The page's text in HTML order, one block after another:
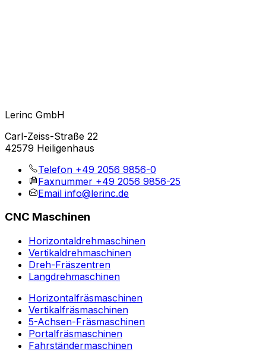
Lerinc GmbH
Carl-Zeiss-Straße 22
42579 Heiligenhaus
Telefon +49 2056 9856-0
Faxnummer +49 2056 9856-25
Email info@lerinc.de
CNC Maschinen
Horizontaldrehmaschinen
Vertikaldrehmaschinen
Dreh-Fräszentren
Langdrehmaschinen
Horizontalfräsmaschinen
Vertikalfräsmaschinen
5-Achsen-Fräsmaschinen
Portalfräsmaschinen
Fahrständermaschinen